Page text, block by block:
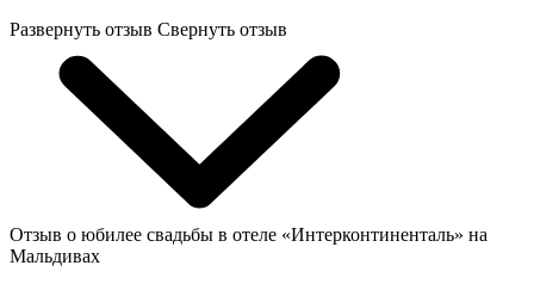
Развернуть отзыв Свернуть отзыв
Отзыв о юбилее свадьбы в отеле «Интерконтиненталь» на
Мальдивах